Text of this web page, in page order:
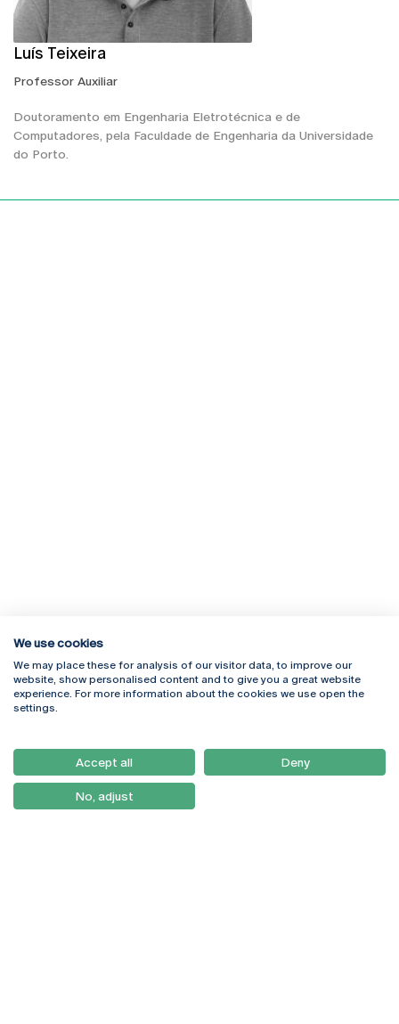
Luís Teixeira
Professor Auxiliar
Doutoramento em Engenharia Eletrotécnica e de
Computadores, pela Faculdade de Engenharia da Universidade
do Porto.
Rua Diogo Botelho 1327
4169-005 Porto
+351 226 196 240
Campus Online
Webmail
Como Chegar
Newsletter
We use cookies
We may place these for analysis of our visitor data, to improve our
website, show personalised content and to give you a great website
experience. For more information about the cookies we use open the
settings.
Accept all Deny
No, adjust